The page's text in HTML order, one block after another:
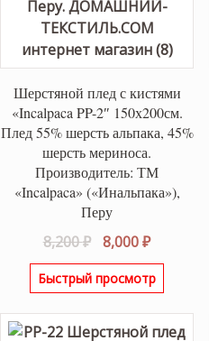
Шерстяной плед с кистями
«Incalpaca PP-2″ 150х200см.
Плед 55% шерсть альпака, 45%
шерсть мериноса.
Производитель: ТМ
«Incalpaca» («Инальпака»),
Перу
8,200₽
Первоначальная
цена
составляла
8,000₽Текущая
цена:
8,000 ₽.
Быстрый просмотр